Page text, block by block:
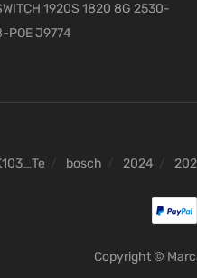
1920S 1820 8G 2530-
POE J9774
bosch 2024
Copyright ©